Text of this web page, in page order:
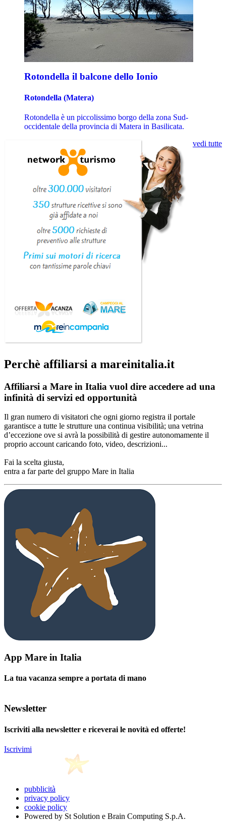
Rotondella il balcone dello Ionio
Rotondella (Matera)
Rotondella è un piccolissimo borgo della zona Sud-
occidentale della provincia di Matera in Basilicata.
vedi tutte
Perchè affiliarsi a mareinitalia.it
Affiliarsi a Mare in Italia vuol dire accedere ad una
infinità di servizi ed opportunità
Il gran numero di visitatori che ogni giorno registra il portale
garantisce a tutte le strutture una continua visibilità; una vetrina
d’eccezione ove si avrà la possibilità di gestire autonomamente il
proprio account caricando foto, video, descrizioni...
Fai la scelta giusta,
entra a far parte del gruppo Mare in Italia
App Mare in Italia
La tua vacanza sempre a portata di mano
Newsletter
Iscriviti alla newsletter e riceverai le novità ed offerte!
Iscrivimi
pubblicità
privacy policy
cookie policy
Powered by St Solution e Brain Computing S.p.A.